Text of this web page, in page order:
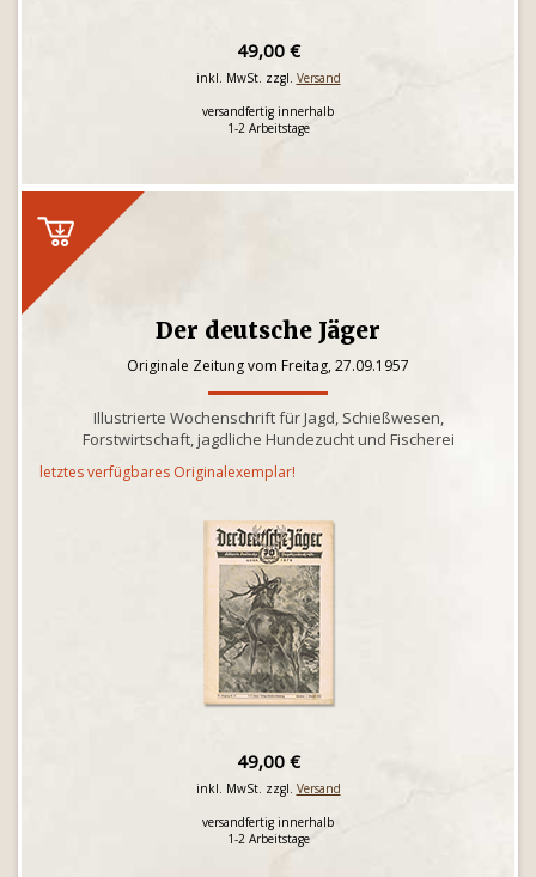
49,00 €
inkl. MwSt. zzgl. Versand
versandfertig innerhalb
1-2 Arbeitstage
Der deutsche Jäger
Originale Zeitung vom Freitag, 27.09.1957
Illustrierte Wochenschrift für Jagd, Schießwesen,
Forstwirtschaft, jagdliche Hundezucht und Fischerei
letztes verfügbares Originalexemplar!
49,00 €
inkl. MwSt. zzgl. Versand
versandfertig innerhalb
1-2 Arbeitstage